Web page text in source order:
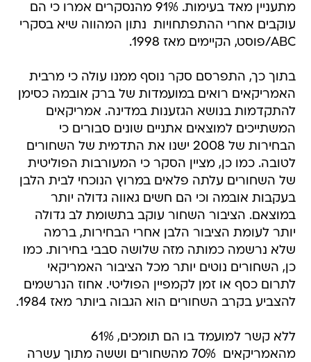
מתעניין מאד בעימות. 91% מהנסקרים אמרו כי הם
עוקבים אחרי ההתפתחויות  נתון המהווה שיא בסקרי
ABC/פוסט, הקיימים מאז 1998.
בתוך כך, התפרסם סקר נוסף ממנו עולה כי מרבית
האמריקאים רואים במועמדות של ברק אובמה כסימן
להתקדמות בנושא הגזענות במדינה. אמריקאים
המשתייכים למוצאים אתניים שונים סבורים כי
הבחירות של 2008 ישנו את התדמית של השחורים
לטובה. כמו כן, מציין הסקר כי המעורבות הפוליטית
של השחורים עלתה פלאים במרוץ הנוכחי לבית הלבן
בעקבות אובמה וכי הם חשים גאווה גדולה יותר
במוצאם. הציבור השחור עוקב בתשומת לב גדולה
יותר לעומת הציבור הלבן אחרי הבחירות, ברמה
שלא נרשמה כמותה מזה שלושה סבבי בחירות. כמו
כן, השחורים נוטים יותר מכל הציבור האמריקאי
לתרום כסף או זמן לקמפיין הפוליטי. אחוז הנרשמים
להצביע בקרב השחורים הוא הגבוה ביותר מאז 1984.
ללא קשר למועמד בו הם תומכים, 61%
מהאמריקאים  70% מהשחורים וששה מתוך עשרה